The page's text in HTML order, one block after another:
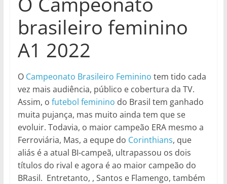
brasileiro feminino
A1 2022
O Campeonato Brasileiro Feminino tem tido cada
vez mais audiência, público e cobertura da TV.
Assim, o futebol feminino do Brasil tem ganhado
muita pujança, mas muito ainda tem que se
evoluir. Todavia, o maior campeão ERA mesmo a
Ferroviária, Mas, a equpe do Corinthians, que
aliás é a atual BI-campeã, ultrapassou os dois
títulos do rival e agora é ao maior campeão do
BRasil. Entretanto, , Santos e Flamengo, também